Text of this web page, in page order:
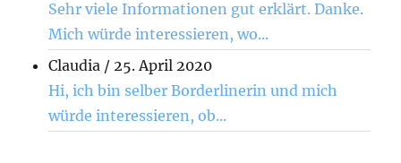
Sehr viele Informationen gut erklärt. Danke.
Mich würde interessieren, wo...
Claudia / 25. April 2020
Hi, ich bin selber Borderlinerin und mich
würde interessieren, ob...